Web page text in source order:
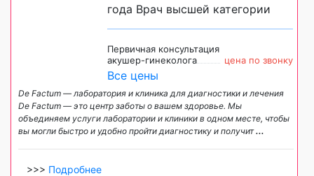
года Врач высшей категории
Первичная консультация
акушер-гинеколога
цена по звонку
Все цены
De Factum — лаборатория и клиника для диагностики и лечения
De Factum — это центр заботы о вашем здоровье. Мы
объединяем услуги лаборатории и клиники в одном месте, чтобы
вы могли быстро и удобно пройти диагностику и получит...
>>> Подробнее